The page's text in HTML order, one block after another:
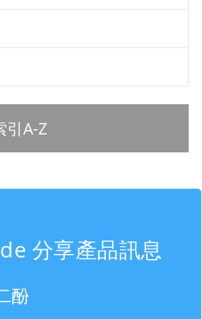
引A-Z
分享產品訊息
酚